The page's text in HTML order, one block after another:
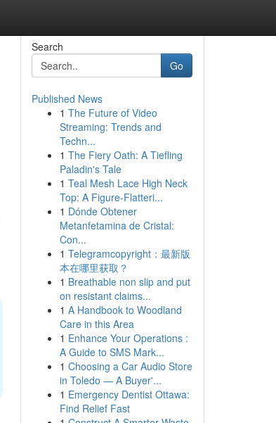
Search
Go
Published News
1 The Future of Video
Streaming: Trends and
Techn...
1 The Fiery Oath: A Tiefling
Paladin's Tale
1 Teal Mesh Lace High Neck
Top: A Figure-Flatteri...
1 Dónde Obtener
Metanfetamina de Cristal:
Con...
1 Telegramcopyright：最新版
本在哪里获取？
1 Breathable non slip and put
on resistant claims...
1 A Handbook to Woodland
Care in this Area
1 Enhance Your Operations :
A Guide to SMS Mark...
1 Choosing a Car Audio Store
in Toledo — A Buyer'...
1 Emergency Dentist Ottawa:
Find Relief Fast